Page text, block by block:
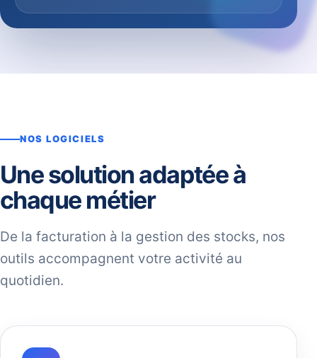
NOS LOGICIELS
Une solution adaptée à
chaque métier
De la facturation à la gestion des stocks, nos
outils accompagnent votre activité au
quotidien.